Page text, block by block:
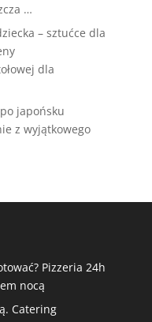
…
– sztućce dla
dla
japońsku
z wyjątkowego
Pizzeria 24h
nocą
Catering